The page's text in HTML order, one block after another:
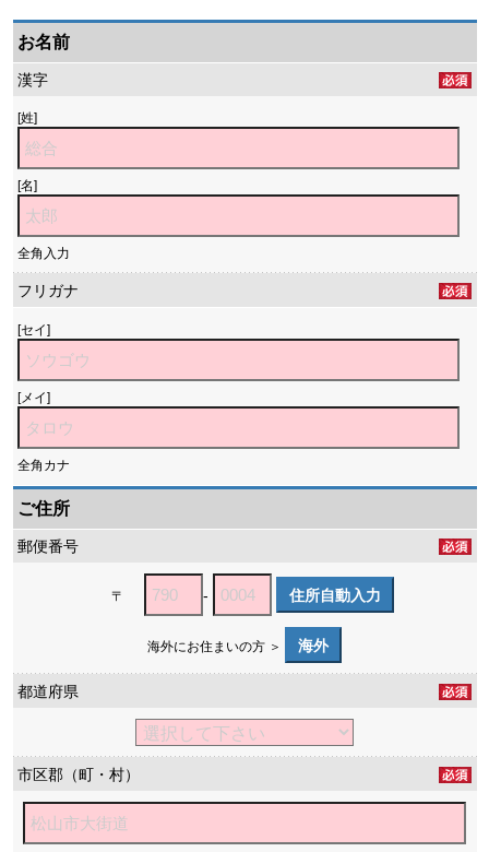
お名前
漢字
[姓]
[名]
全角入力
フリガナ
[セイ]
[メイ]
全角カナ
ご住所
郵便番号
〒 - 住所自動入力
海外にお住まいの方 ＞ 海外
都道府県
市区郡（町・村）